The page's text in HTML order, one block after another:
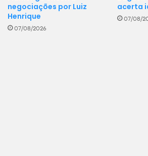
negociações por Luiz
Henrique
07/08/2026
acerta
07/08/